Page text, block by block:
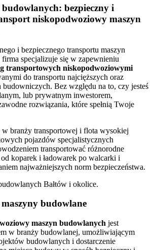
budowlanych: bezpieczny i
niskopodwoziowy maszyn
i bezpiecznego transportu maszyn
specjalizuje się w zapewnieniu
transportowych niskopodwoziowymi
do transportu najcięższych oraz
budowniczych. Bez względu na to, czy jesteś
lub prywatnym inwestorem,
rozwiązania, które spełnią Twoje
w branży transportowej i flota wysokiej
pojazdów specjalistycznych
transportować różnorodne
koparek i ładowarek po walcarki i
najważniejszych norm bezpieczeństwa.
budowlane
maszyn budowlanych jest
w branży budowlanej, umożliwiającym
budowlanych i dostarczenie